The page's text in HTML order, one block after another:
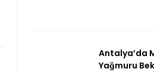
Antalya’da
Yağmuru